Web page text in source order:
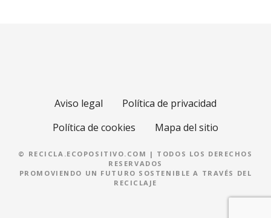
Aviso legal
Política de privacidad
Política de cookies
Mapa del sitio
© RECICLA.ECOPOSITIVO.COM | TODOS LOS DERECHOS
RESERVADOS
PROMOVIENDO UN FUTURO SOSTENIBLE A TRAVÉS DEL
RECICLAJE